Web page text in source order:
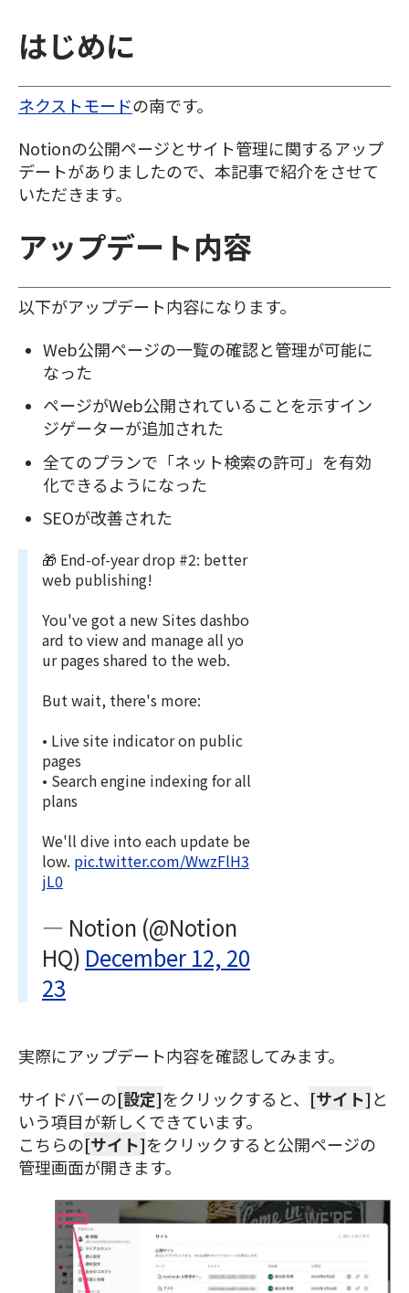
はじめに
ネクストモードの南です。
Notionの公開ページとサイト管理に関するアップ
デートがありましたので、本記事で紹介をさせて
いただきます。
アップデート内容
以下がアップデート内容になります。
Web公開ページの一覧の確認と管理が可能に
なった
ページがWeb公開されていることを示すイン
ジゲーターが追加された
全てのプランで「ネット検索の許可」を有効
化できるようになった
SEOが改善された
🎁 End-of-year drop #2: better
web publishing!
You've got a new Sites dashbo
ard to view and manage all yo
ur pages shared to the web.
But wait, there's more:
• Live site indicator on public
pages
• Search engine indexing for all
plans
We'll dive into each update be
low. pic.twitter.com/WwzFlH3
jL0
— Notion (@Notion
HQ) December 12, 20
23
実際にアップデート内容を確認してみます。
サイドバーの[設定]をクリックすると、 [サイト]と
いう項目が新しくできています。
こちらの[サイト]をクリックすると公開ページの
管理画面が開きます。